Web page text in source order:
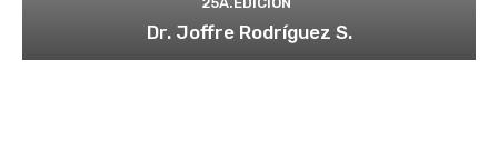
Dr. Joffre Rodríguez S.